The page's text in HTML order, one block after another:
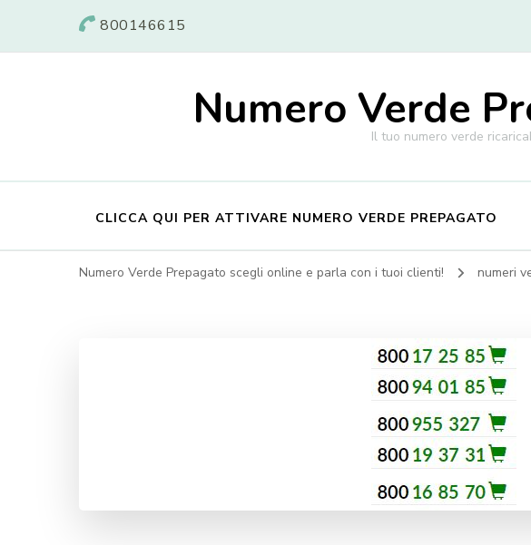
800146615
Numero Verde
Il tuo numero verde
CLICCA QUI PER ATTIVARE NUMERO VERDE PREPAGATO
Numero Verde Prepagato scegli online e parla con i tuoi clienti! numeri